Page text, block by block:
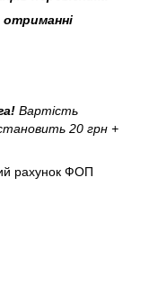
Вартість
20 грн +
рахунок ФОП